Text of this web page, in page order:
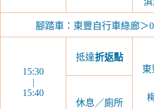
腳踏車：東豐自行車綠廊＞
15:30
|
15:40
抵達折返點
東
休息／廁所